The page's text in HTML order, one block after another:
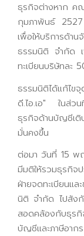
ธุรกิจต่างหาก ค
กุมภาพันธ์
เพื่อให้บริการด้
ธรรมนิติ จำกัด
ทะเบียนบริษัทละ
ธรรมนิติได้แก้ไข
ดี.ไอ.เอ" ในส่ว
ธุรกิจด้านบัญชีเ
มั่นคงขึ้น
ต่อมา วันที่ 15 พ
มีมติให้รวมธุรกิจ
ฝ่ายจดทะเบียนแ
นิติ จำกัด ไปสัง
สอดคล้องกับธุรกิ
บัญชีและภาษีอาก